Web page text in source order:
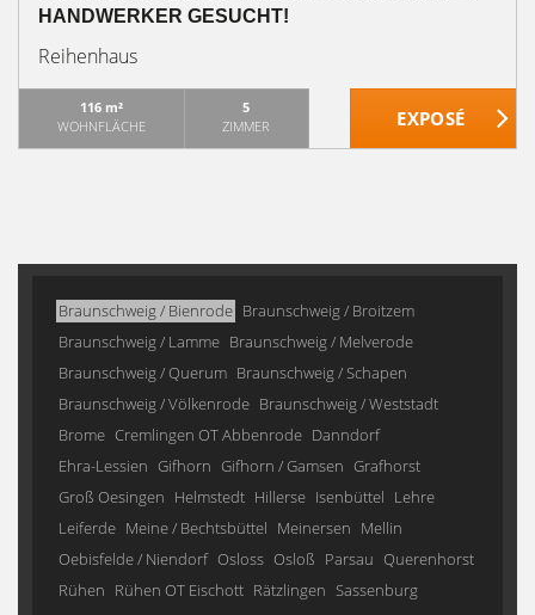
HANDWERKER GESUCHT!
Reihenhaus
116 m²
WOHNFLÄCHE
5
ZIMMER
Braunschweig / Bienrode Braunschweig / Broitzem
Braunschweig / Lamme Braunschweig / Melverode
Braunschweig / Querum Braunschweig / Schapen
Braunschweig / Völkenrode Braunschweig / Weststadt
Brome Cremlingen OT Abbenrode Danndorf
Ehra-Lessien Gifhorn Gifhorn / Gamsen Grafhorst
Groß Oesingen Helmstedt Hillerse Isenbüttel Lehre
Leiferde Meine / Bechtsbüttel Meinersen Mellin
Oebisfelde / Niendorf Osloss Osloß Parsau Querenhorst
Rühen Rühen OT Eischott Rätzlingen Sassenburg